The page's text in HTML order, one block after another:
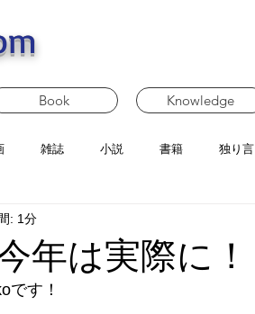
Book Knowledge
雑誌 小説 書籍 独り言
年は実際に！
: 1分
す！